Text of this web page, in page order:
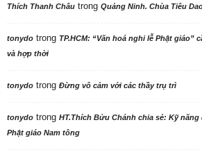
Thích Thanh Châu trong Quảng Ninh. Chùa Tiêu
tonydo trong TP.HCM: “Văn hoá nghi lễ Phật giáo”
và hợp thời
tonydo trong Đừng vô cảm với các thầy trụ trì
tonydo trong HT.Thích Bửu Chánh chia sẻ: Kỹ
Phật giáo Nam tông